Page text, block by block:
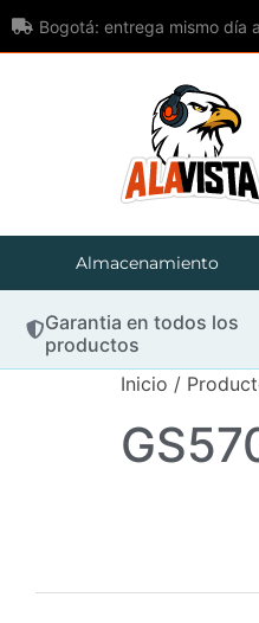
Bogotá: entrega mismo día
Almacenamiento
Garantia en todos los
productos
Inicio /